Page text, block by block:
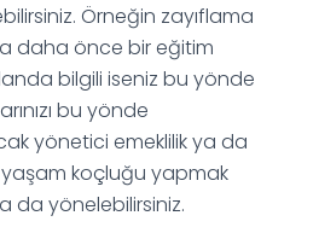
Örneğin zayıflama
daha önce bir eğitim
bilgili iseniz bu yönde
bu yönde
yönetici emeklilik ya da
koçluğu yapmak
da yönelebilirsiniz.